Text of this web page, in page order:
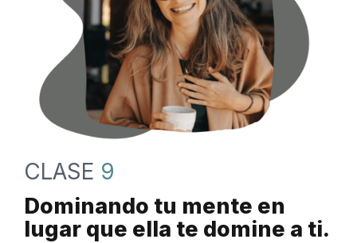
CLASE 9
Dominando tu mente en
lugar que ella te domine a ti.